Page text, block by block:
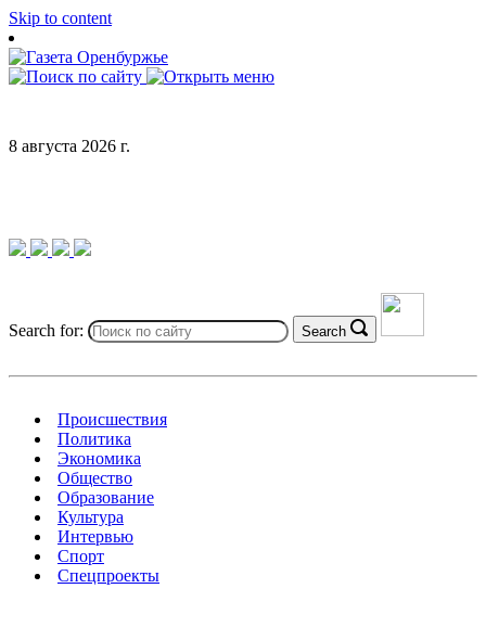
Skip to content
8 августа 2026 г.
Search for: Search
Происшествия
Политика
Экономика
Общество
Образование
Культура
Интервью
Спорт
Спецпроекты